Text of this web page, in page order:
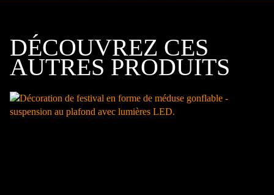
DÉCOUVREZ CES
AUTRES PRODUITS